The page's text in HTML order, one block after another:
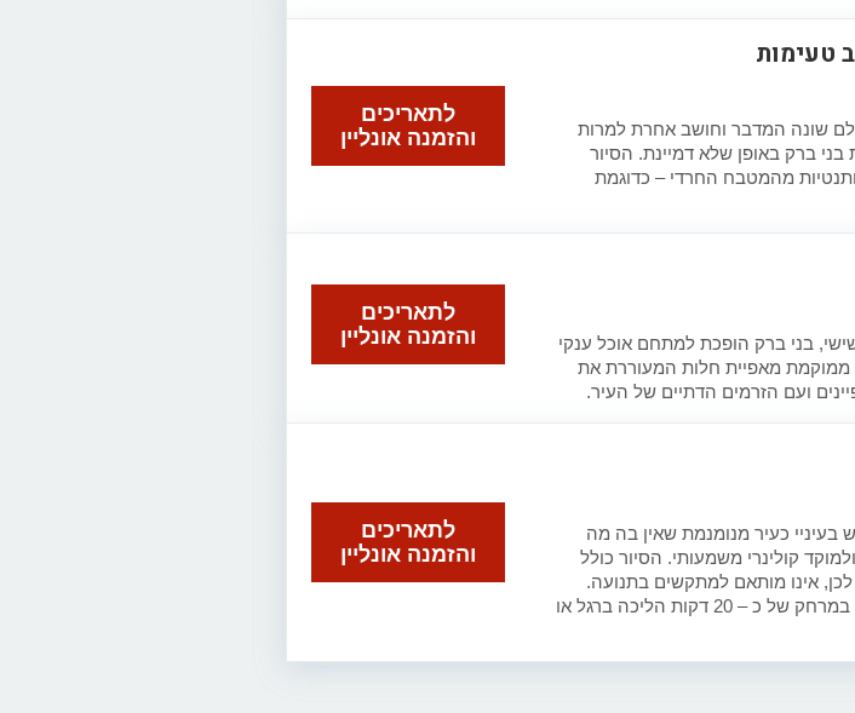
טעימות
שונה המדבר וחושב אחרת למרות
ברק באופן שלא דמיינת. הסיור
מהמטבח החרדי – כדוגמת
לתאריכים
והזמנה אונליין
בני ברק הופכת למתחם אוכל ענקי
מאפיית חלות המעוררת את
ועם הזרמים הדתיים של העיר.
לתאריכים
והזמנה אונליין
כעיר מנומנמת שאין בה מה
קולינרי משמעותי. הסיור כולל
והליכה רגלית של כ – 3- 4 קילומטרים. לכן, אינו מותאם למתקשים בתנועה.
הסיור אינו מתאים לילדים מתחת לגיל 15. נקודת סיום הסיור ממוקמת במרחק של כ – 20 דקות הליכה ברגל או
לתאריכים
והזמנה אונליין